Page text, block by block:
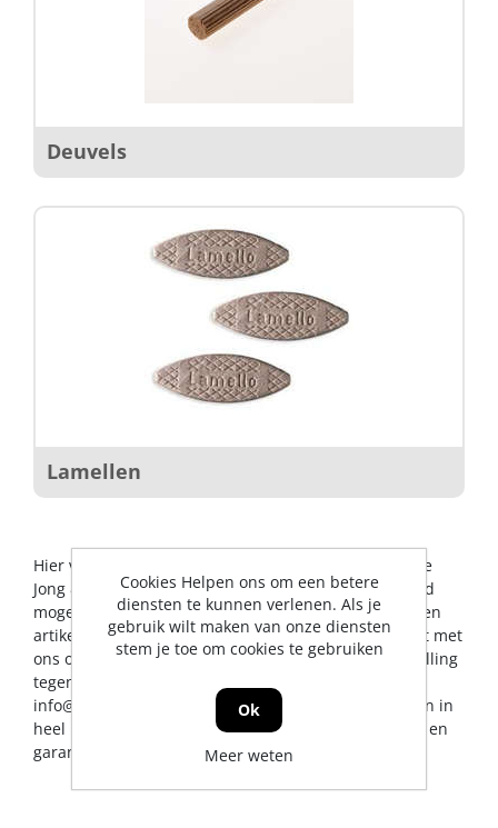
Deuvels
Lamellen
Hier vindt u alles op het gebied van verbindingen. De
Jong & Roos BV probeert u op dit gebied een zo breed
mogelijk assortiment aan te bieden. Mocht er toch een
artikel ontbreken, dan kunt u natuurlijk altijd contact met
ons opnemen voor een vakkundig advies en/of bestelling
tegen een scherpe prijs. U kunt ons bereiken via
info@jrs.nl
of telefonisch op 0224-273327. Wij leveren in
heel Nederland, uiteraard met professionele service en
garantievoorwaarden.
Cookies Helpen ons om een betere
diensten te kunnen verlenen. Als je
gebruik wilt maken van onze diensten
stem je toe om cookies te gebruiken
Ok
Meer weten